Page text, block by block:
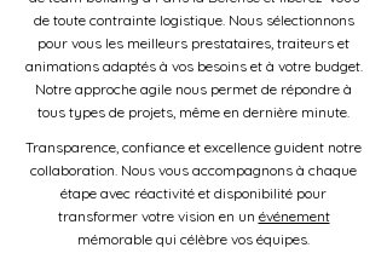
de toute contrainte logistique. Nous sélectionnons
pour vous les meilleurs prestataires, traiteurs et
animations adaptés à vos besoins et à votre budget.
Notre approche agile nous permet de répondre à
tous types de projets, même en dernière minute.
Transparence, confiance et excellence guident notre
collaboration. Nous vous accompagnons à chaque
étape avec réactivité et disponibilité pour
transformer votre vision en un événement
mémorable qui célèbre vos équipes.